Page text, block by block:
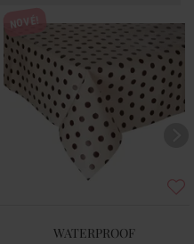
NOVÉ!
WATERPROOF